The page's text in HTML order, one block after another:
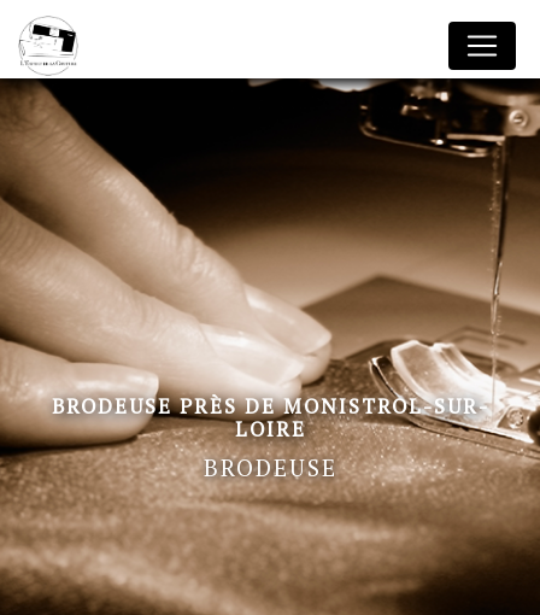
BRODEUSE PRÈS DE MONISTROL-SUR-
LOIRE
BRODEUSE
Panneau de gestion des cookies